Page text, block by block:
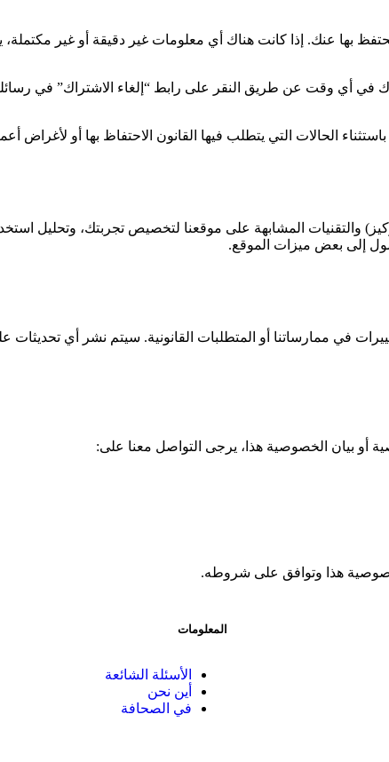
بها عنك. إذا كانت هناك أي معلومات غير دقيقة أو غير
في أي وقت عن طريق النقر على رابط “إلغاء الاشتراك” في
الحالات التي يتطلب فيها القانون الاحتفاظ بها أو لأغراض
والتقنيات المشابهة على موقعنا لتخصيص تجربتك، وتحليل
إلى بعض ميزات الموقع.
في ممارساتنا أو المتطلبات القانونية. سيتم نشر أي تحديثات
أو بيان الخصوصية هذا، يرجى التواصل معنا على:
هذا وتوافق على شروطه.
المعلومات
الأسئلة الشائعة
أين نحن
في الصحافة